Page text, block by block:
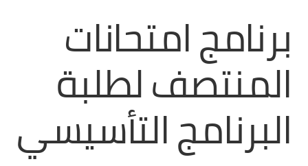
برنامج امتحانات
المنتصف لطلبة
البرنامج التأسيسي